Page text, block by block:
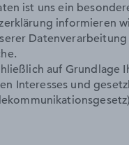
ist uns ein
informieren
auf Grundlage
Interesses und